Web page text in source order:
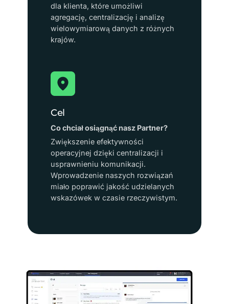
dla klienta, które umożliwi
agregację, centralizację i analizę
wielowymiarową danych z różnych
krajów.
Cel
Co chciał osiągnąć nasz Partner?
Zwiększenie efektywności
operacyjnej dzięki centralizacji i
usprawnieniu komunikacji.
Wprowadzenie naszych rozwiązań
miało poprawić jakość udzielanych
wskazówek w czasie rzeczywistym.